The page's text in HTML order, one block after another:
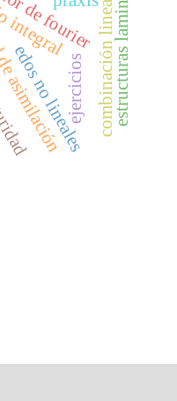
edos no linealescombinación linealestructuras laminadas
ejercicios